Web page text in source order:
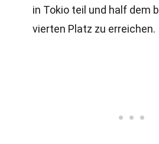
in Tokio teil und half dem
vierten Platz zu erreichen.